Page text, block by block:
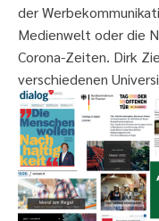
der
Medienwelt oder die
Corona-Zeiten. Dirk
verschiedenen